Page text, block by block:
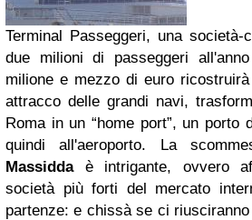
Terminal Passeggeri, una società-
due milioni di passeggeri
milione e mezzo di euro
attracco delle grandi navi,
Roma in un “home port”, un porto
quindi all'aeroporto. La
Massiddaè intrigante, ovvero
società più forti del mercato
partenze: e chissà se ci